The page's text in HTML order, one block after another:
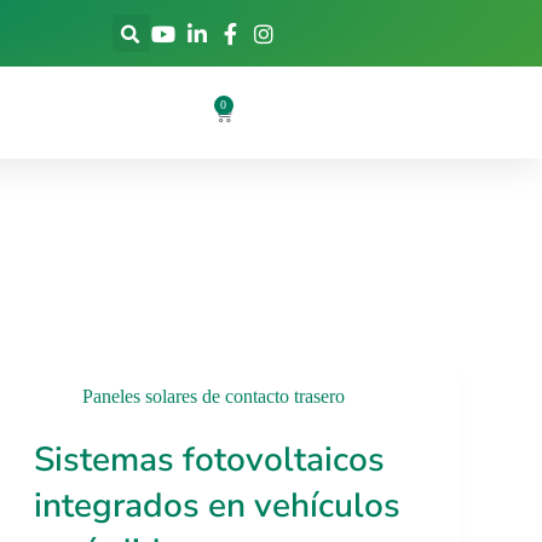
0
Paneles solares de contacto trasero
Sistemas fotovoltaicos
integrados en vehículos